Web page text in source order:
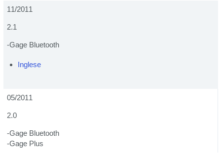
11/2011
2.1
-Gage Bluetooth
Inglese
05/2011
2.0
-Gage Bluetooth
-Gage Plus